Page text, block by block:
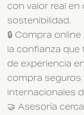
con valor real en
sostenibilidad.
🔒 Compra
la confianza que
de experiencia
compra seguros
internacionales
🤝 Asesoría